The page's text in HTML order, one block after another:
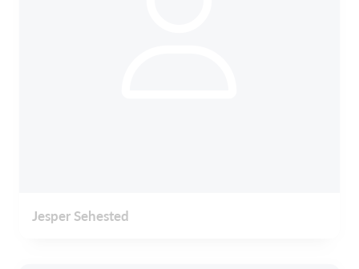
Jesper Sehested